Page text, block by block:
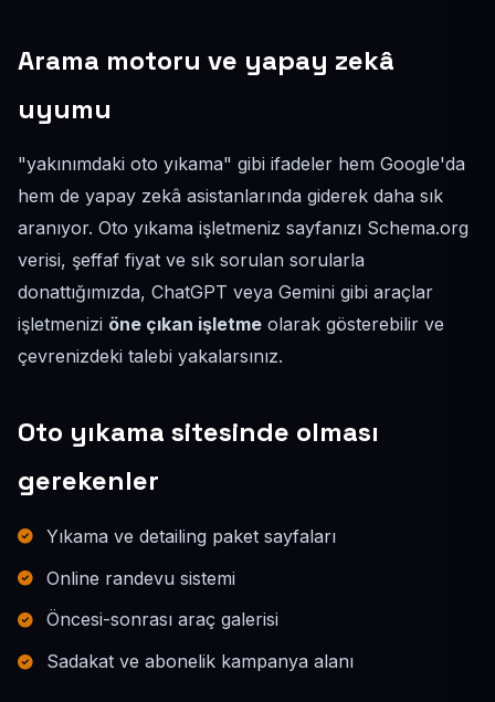
Arama motoru ve yapay zekâ
uyumu
"yakınımdaki oto yıkama" gibi ifadeler hem Google'da
hem de yapay zekâ asistanlarında giderek daha sık
aranıyor. Oto yıkama işletmeniz sayfanızı Schema.org
verisi, şeffaf fiyat ve sık sorulan sorularla
donattığımızda, ChatGPT veya Gemini gibi araçlar
işletmenizi öne çıkan işletme olarak gösterebilir ve
çevrenizdeki talebi yakalarsınız.
Oto yıkama sitesinde olması
gerekenler
Yıkama ve detailing paket sayfaları
Online randevu sistemi
Öncesi-sonrası araç galerisi
Sadakat ve abonelik kampanya alanı